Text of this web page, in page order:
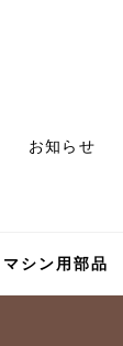
お知らせ
マシン用部品